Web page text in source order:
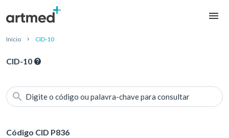
Início CID-10
CID-10
Digite o código ou palavra-chave para consultar
Código CID P836